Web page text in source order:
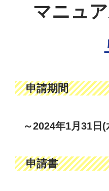
マニュ
申請期間
～2024年1月31日
申請書